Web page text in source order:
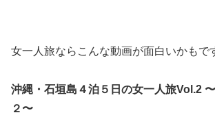
女一人旅ならこんな動画が面白いかもで
沖縄・石垣島４泊５日の女一人旅Vol.2
２〜